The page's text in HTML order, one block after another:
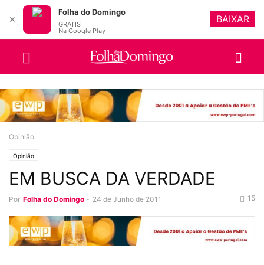
Opinião
Opinião
EM BUSCA DA VERDADE
Por Folha do Domingo - 24 de Junho de 2011 15
✕
Folha do Domingo
GRÁTIS
Na Google Play
BAIXAR